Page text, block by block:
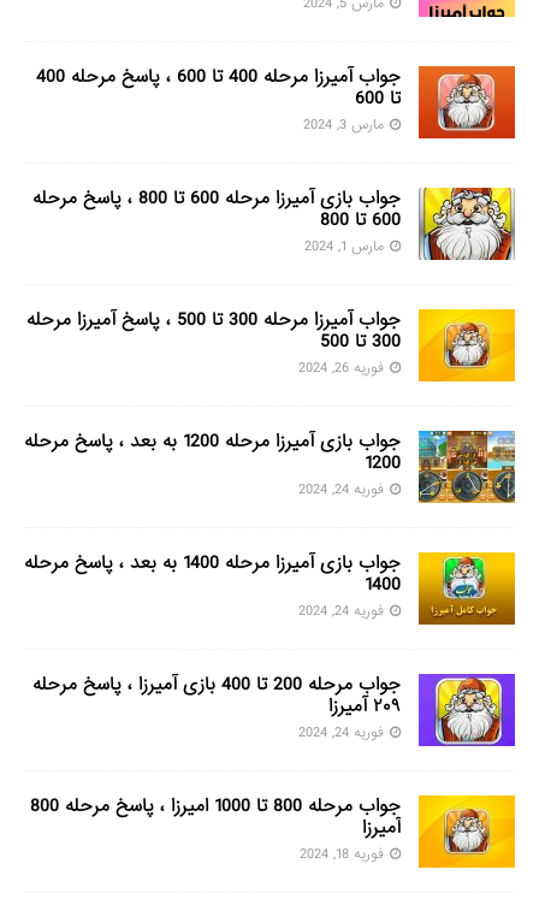
جواب آمیرزا مرحله 400 تا 600 ، پاسخ مرحله 400
تا 600
مارس 3, 2024
جواب بازی آمیرزا مرحله 600 تا 800 ، پاسخ مرحله
600 تا 800
مارس 1, 2024
جواب آمیرزا مرحله 300 تا 500 ، پاسخ آمیرزا مرحله
300 تا 500
فوریه 26, 2024
جواب بازی آمیرزا مرحله 1200 به بعد ، پاسخ مرحله
1200
فوریه 24, 2024
جواب بازی آمیرزا مرحله 1400 به بعد ، پاسخ مرحله
1400
فوریه 24, 2024
جواب مرحله 200 تا 400 بازی آمیرزا ، پاسخ مرحله
۲۰۹ آمیرزا
فوریه 24, 2024
جواب مرحله 800 تا 1000 امیرزا ، پاسخ مرحله 800
آمیرزا
فوریه 18, 2024